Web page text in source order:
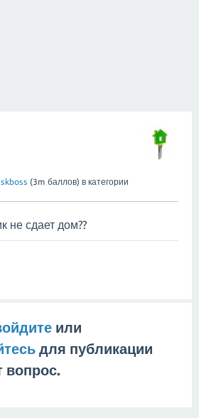
(3m баллов) в категории
не сдает дом??
или
для публикации
вопрос.